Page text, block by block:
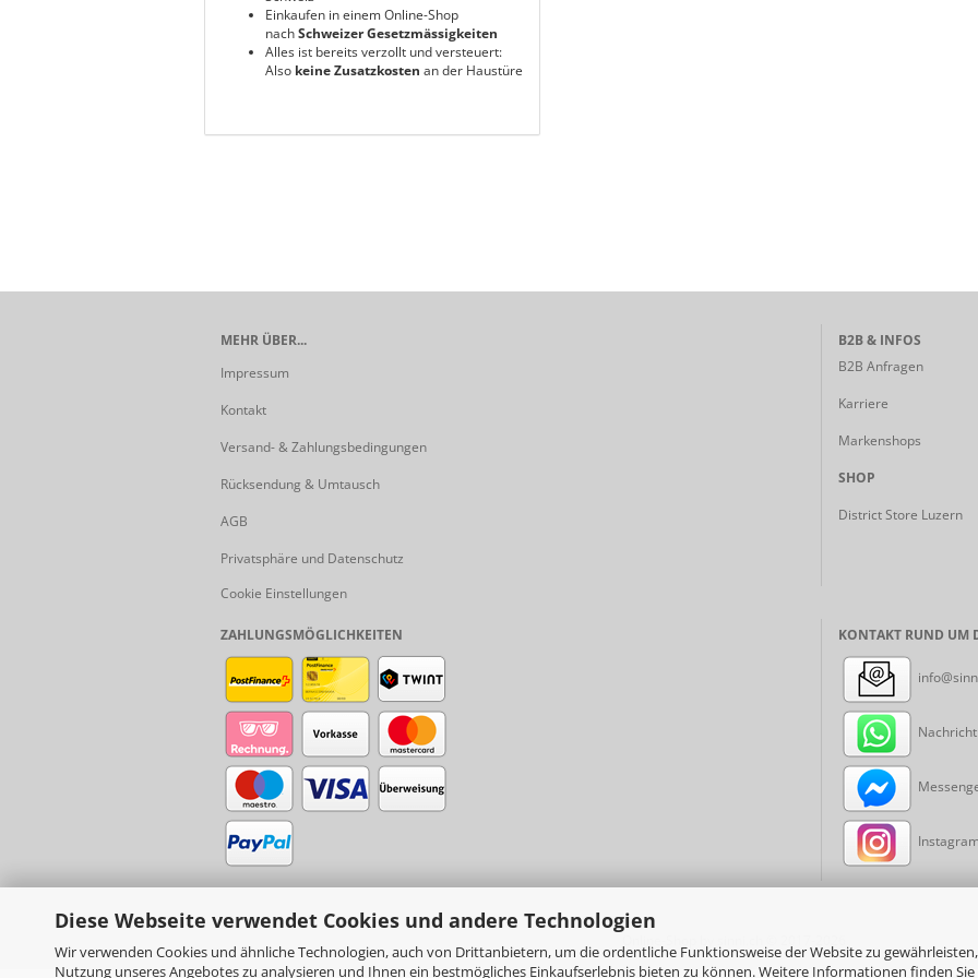
Diese Webseite verwendet Cookies und andere Technologien
Wir verwenden Cookies und ähnliche Technologien, auch von Drittanbietern, um die ordentliche Funktionsweise der Website zu
Nutzung unseres Angebotes zu analysieren und Ihnen ein bestmögliches Einkaufserlebnis bieten zu können. Weitere Informationen finden Sie
Einkaufen in einem Online-Shop
nachSchweizer Gesetzmässigkeiten
Alles ist bereits verzollt und versteuert:
Also keine Zusatzkosten an der Haustüre
MEHR ÜBER...
Impressum
Kontakt
Versand- & Zahlungsbedingungen
Rücksendung & Umtausch
AGB
Privatsphäre und Datenschutz
Cookie Einstellungen
B2B & INFOS
B2B Anfragen
Karriere
Markenshops
SHOP
District Store Luzern
ZAHLUNGSMÖGLICHKEITEN KONTAKT RUND UM
Nachricht: